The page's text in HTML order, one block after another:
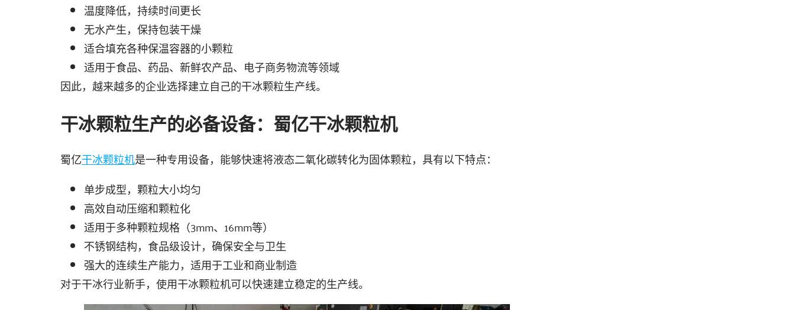
温度降低，持续时间更长
无水产生，保持包装干燥
适合填充各种保温容器的小颗粒
适用于食品、药品、新鲜农产品、电子商务物流等领域
因此，越来越多的企业选择建立自己的干冰颗粒生产线。
干冰颗粒生产的必备设备：蜀亿干冰颗粒机
蜀亿干冰颗粒机是一种专用设备，能够快速将液态二氧化碳转化为固体颗粒，具有以下特点：
单步成型，颗粒大小均匀
高效自动压缩和颗粒化
适用于多种颗粒规格（3mm、16mm等）
不锈钢结构，食品级设计，确保安全与卫生
强大的连续生产能力，适用于工业和商业制造
对于干冰行业新手，使用干冰颗粒机可以快速建立稳定的生产线。